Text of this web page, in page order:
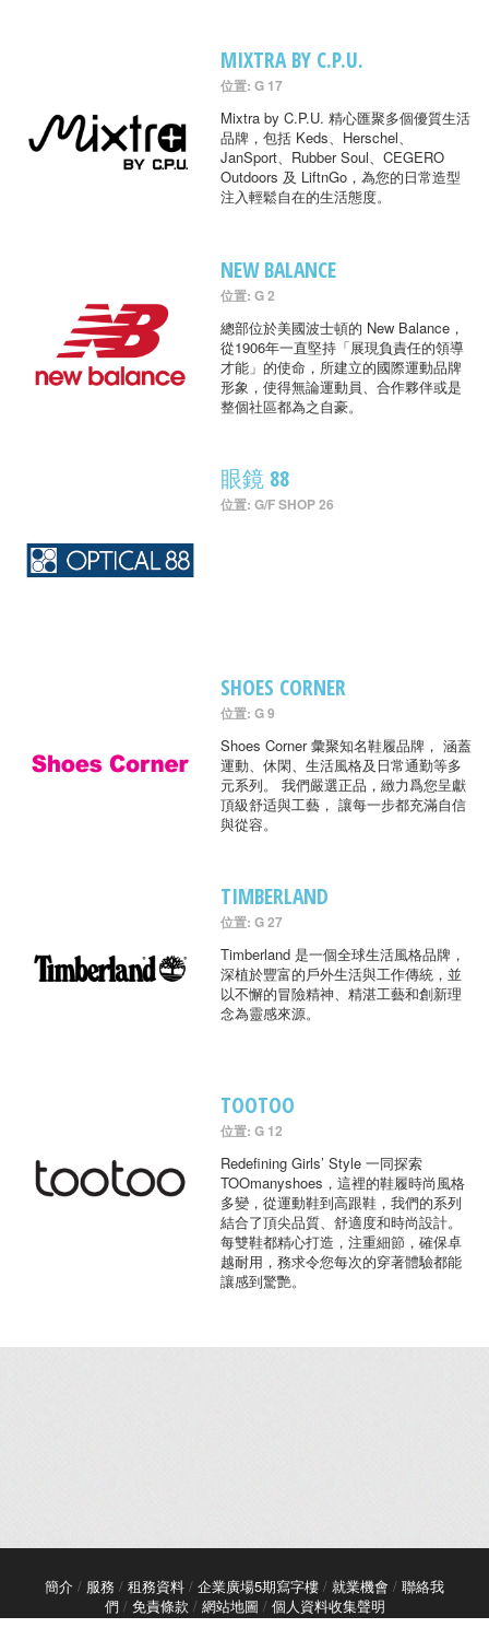
MIXTRA BY C.P.U.
位置: G 17
Mixtra by C.P.U. 精心匯聚多個優質生活
品牌，包括 Keds、Herschel、
JanSport、Rubber Soul、CEGERO
Outdoors 及 LiftnGo，為您的日常造型
注入輕鬆自在的生活態度。
NEW BALANCE
位置: G 2
總部位於美國波士頓的 New Balance，
從1906年一直堅持「展現負責任的領導
才能」的使命，所建立的國際運動品牌
形象，使得無論運動員、合作夥伴或是
整個社區都為之自豪。
眼鏡 88
位置: G/F SHOP 26
SHOES CORNER
位置: G 9
Shoes Corner 彙聚知名鞋履品牌， 涵蓋
運動、休閑、生活風格及日常通勤等多
元系列。 我們嚴選正品，緻力爲您呈獻
頂級舒适與工藝， 讓每一步都充滿自信
與從容。
TIMBERLAND
位置: G 27
Timberland 是一個全球生活風格品牌，
深植於豐富的戶外生活與工作傳統，並
以不懈的冒險精神、精湛工藝和創新理
念為靈感來源。
TOOTOO
位置: G 12
Redefining Girls’ Style 一同探索
TOOmanyshoes，這裡的鞋履時尚風格
多變，從運動鞋到高跟鞋，我們的系列
結合了頂尖品質、舒適度和時尚設計。
每雙鞋都精心打造，注重細節，確保卓
越耐用，務求令您每次的穿著體驗都能
讓感到驚艷。
簡介 / 服務 / 租務資料 / 企業廣場5期寫字樓 / 就業機會 / 聯絡我
們 / 免責條款 / 網站地圖 / 個人資料收集聲明